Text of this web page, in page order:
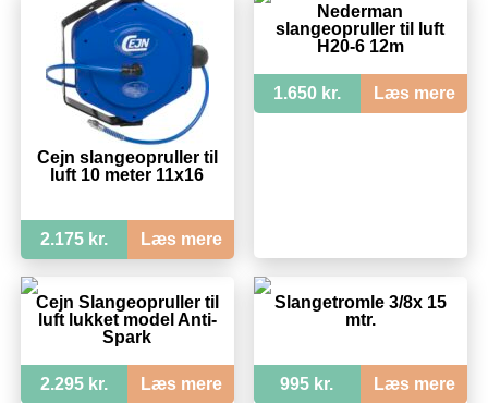
Cejn slangeopruller til
luft 10 meter 11x16
2.175 kr. Læs mere
Nederman
slangeopruller til luft
H20-6 12m
1.650 kr. Læs mere
Cejn Slangeopruller til
luft lukket model Anti-
Spark
2.295 kr. Læs mere
Slangetromle 3/8x 15
mtr.
995 kr. Læs mere